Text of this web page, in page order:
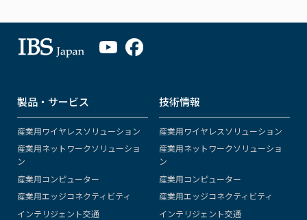
製品・サービス
産業用ワイヤレスソリューション
産業用ネットワークソリューショ
ン
産業用コンピューター
産業用エッジコネクティビティ
インテリジェント交通
技術情報
産業用ワイヤレスソリューション
産業用ネットワークソリューショ
ン
産業用コンピューター
産業用エッジコネクティビティ
インテリジェント交通